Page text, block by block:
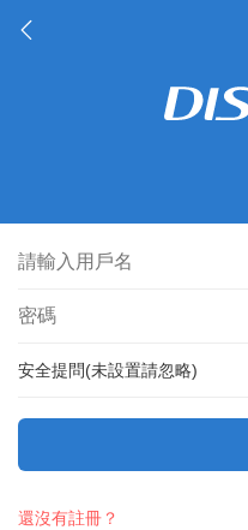
安全提問(未設置請忽略)
還沒有註冊？